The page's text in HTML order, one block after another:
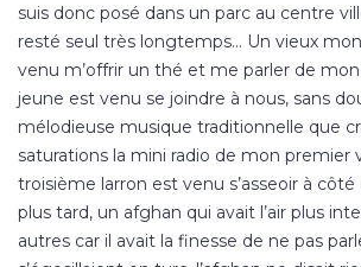
suis donc posé dans un parc au centre
resté seul très longtemps… Un vieux
venu m’offrir un thé et me parler de
jeune est venu se joindre à nous, sans
mélodieuse musique traditionnelle que
saturations la mini radio de mon premier
troisième larron est venu s’asseoir à
plus tard, un afghan qui avait l’air plus
autres car il avait la finesse de ne pas